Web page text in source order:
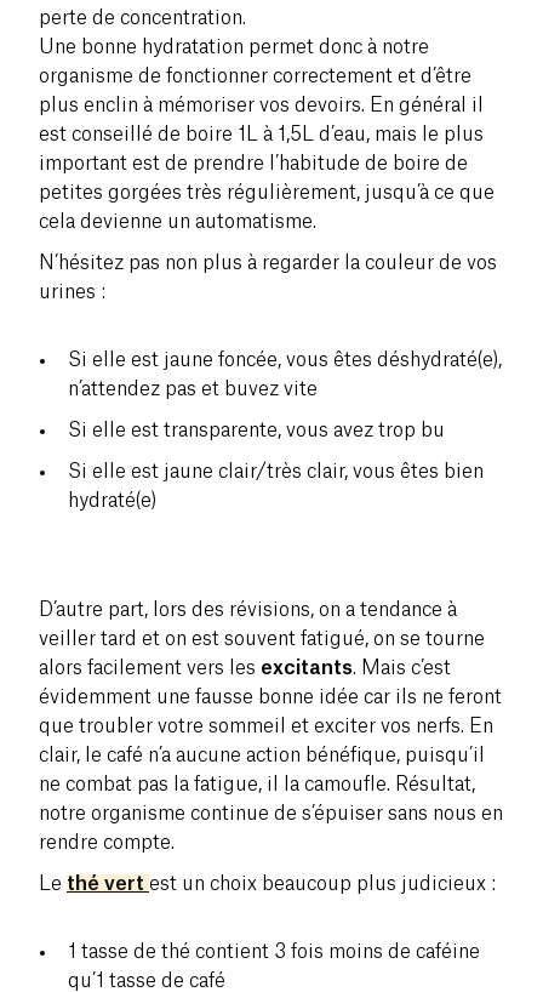
perte de concentration.
Une bonne hydratation permet donc à notre
organisme de fonctionner correctement et d’être
plus enclin à mémoriser vos devoirs. En général il
est conseillé de boire 1L à 1,5L d’eau, mais le plus
important est de prendre l’habitude de boire de
petites gorgées très régulièrement, jusqu’à ce que
cela devienne un automatisme.
N’hésitez pas non plus à regarder la couleur de vos
urines :
Si elle est jaune foncée, vous êtes déshydraté(e),
n’attendez pas et buvez vite
Si elle est transparente, vous avez trop bu
Si elle est jaune clair/très clair, vous êtes bien
hydraté(e)
D’autre part, lors des révisions, on a tendance à
veiller tard et on est souvent fatigué, on se tourne
alors facilement vers les excitants. Mais c’est
évidemment une fausse bonne idée car ils ne feront
que troubler votre sommeil et exciter vos nerfs. En
clair, le café n’a aucune action bénéfique, puisqu’il
ne combat pas la fatigue, il la camoufle. Résultat,
notre organisme continue de s’épuiser sans nous en
rendre compte.
Le thé vert est un choix beaucoup plus judicieux :
1 tasse de thé contient 3 fois moins de caféine
qu’1 tasse de café